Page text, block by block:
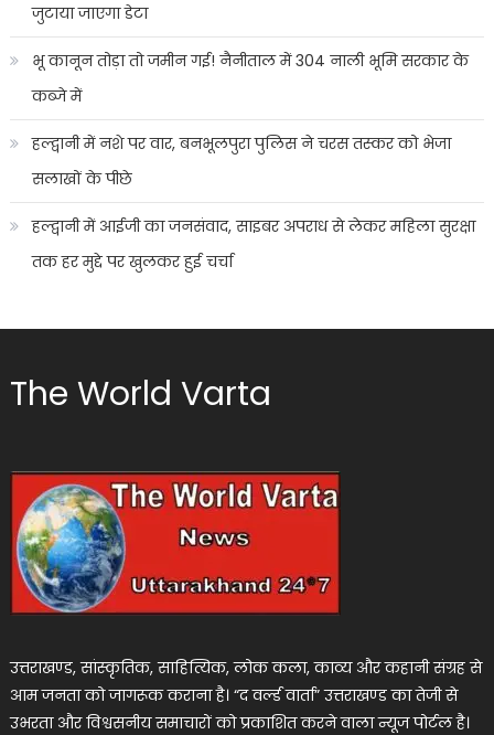
जुटाया जाएगा डेटा
भू कानून तोड़ा तो जमीन गई! नैनीताल में 304 नाली भूमि सरकार के
कब्जे में
हल्द्वानी में नशे पर वार, बनभूलपुरा पुलिस ने चरस तस्कर को भेजा
सलाखों के पीछे
हल्द्वानी में आईजी का जनसंवाद, साइबर अपराध से लेकर महिला सुरक्षा
तक हर मुद्दे पर खुलकर हुई चर्चा
The World Varta
उत्तराखण्ड, सांस्कृतिक, साहित्यिक, लोक कला, काव्य और कहानी संग्रह से
आम जनता को जागरूक कराना है। “द वर्ल्ड वार्ता” उत्तराखण्ड का तेजी से
उभरता और विश्वसनीय समाचारों को प्रकाशित करने वाला न्यूज पोर्टल है।